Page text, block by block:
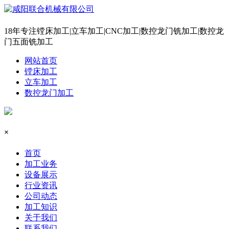
18年专注镗床加工|立车加工|CNC加工|数控龙门铣加工|数控龙
门五面铣加工
网站首页
镗床加工
立车加工
数控龙门加工
×
首页
加工业务
设备展示
行业资讯
公司动态
加工知识
关于我们